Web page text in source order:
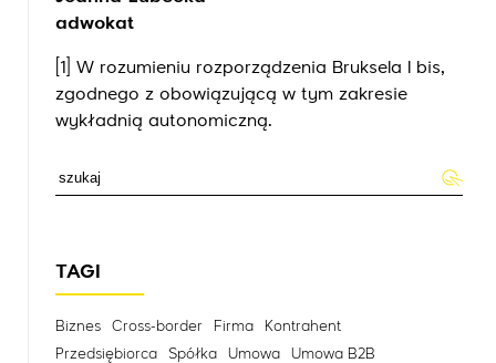
adwokat
[1] W rozumieniu rozporządzenia Bruksela I bis,
zgodnego z obowiązującą w tym zakresie
wykładnią autonomiczną.
TAGI
Biznes Cross-border Firma
Kontrahent
Przedsiębiorca
Spółka Umowa Umowa B2B